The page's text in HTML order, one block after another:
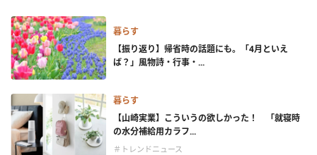
暮らす
【振り返り】帰省時の話題にも。「4月といえ
ば？」風物詩・行事・...
暮らす
【山崎実業】こういうの欲しかった！ 「就寝時
の水分補給用カラフ...
＃トレンドニュース